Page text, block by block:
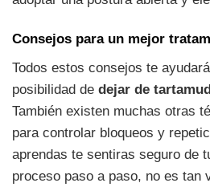
Consejos para un mejor
Todos estos consejos te
posibilidad de dejar de
También existen muchas otras
para controlar bloqueos y
aprendas te sentiras seguro de
proceso paso a paso, no es tan